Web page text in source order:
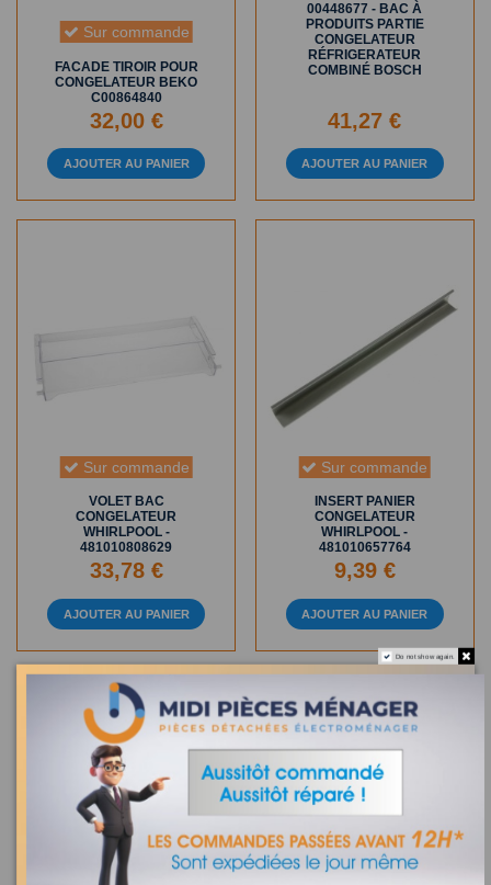
Sur commande
FACADE TIROIR POUR
CONGELATEUR BEKO
C00864840
32,00 €
AJOUTER AU PANIER
00448677 - BAC À
PRODUITS PARTIE
CONGELATEUR
RÉFRIGERATEUR
COMBINÉ BOSCH
41,27 €
AJOUTER AU PANIER
Sur commande
VOLET BAC
CONGELATEUR
WHIRLPOOL -
481010808629
33,78 €
AJOUTER AU PANIER
Sur commande
INSERT PANIER
CONGELATEUR
WHIRLPOOL -
481010657764
9,39 €
AJOUTER AU PANIER
Do not show again.